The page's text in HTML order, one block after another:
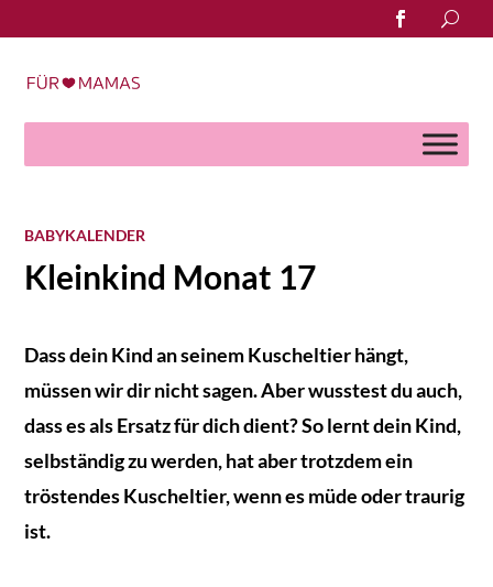
Search
for:
BABYKALENDER
Kleinkind Monat 17
Dass dein Kind an seinem Kuscheltier hängt,
müssen wir dir nicht sagen. Aber wusstest du auch,
dass es als Ersatz für dich dient? So lernt dein Kind,
selbständig zu werden, hat aber trotzdem ein
tröstendes Kuscheltier, wenn es müde oder traurig
ist.